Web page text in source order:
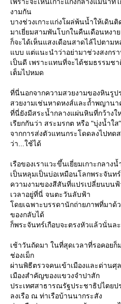
งามกัน
บางช่วงเกาะแก่งโผล่พ้นน้ำให้เดิน
มาเยี่ยมสามพันโบกในคืนเดือนหงา
ก็จะได้เห็นแสงเดือนสาดไล้ไปตาม
บบ แต่แนะนำว่าอย่ามาช่วงสงกร
เป็นดี เพราะแทนที่จะได้ชมธรรมช
เต็มไปหมด
ที่นี่นอกจากความสวยงามของหินรูป
สวยงามเช่นหาดหงส์และถ้ำพญานา
ที่นี่ยังมีสระน้ำกลางแผ่นหินที่กว้าง
เรียกกันว่า สระมรกต หรือ "บุ่งน้ำใส"
จากการส่งตัวแทนกระโดดลงไปทด
ว่า...ใช้ได้
เรือของเราแวะขึ้นเยี่ยมเกาะกลา
เป็นหลุมเป็นบ่อเหมือนโลกพระจันท
ความงามของสีสันที่แปรเปลี่ยนบนฟ้
เวลาอยู่ที่นี่ จนตะวันลับฟ้า
ดยเฉพาะบรรดานักถ่ายภาพที่มาด้
ของกลับได้
ก็พระจันทร์เกือบจะตรงหัวแล้วนั่นละ
เช้าวันถัดมา ในที่สุดเวลาที่รอคอยก็
ช่องเม็ก
ผ่านพิธีตรวจคนเข้าเมืองและด่านศุ
เมืองสำคัญของแขวงจำปาสัก
ประเทศสาธารณรัฐประชาธิปไตยป
ลงเรือ ณ ท่าเรือบ้านนากระสัง